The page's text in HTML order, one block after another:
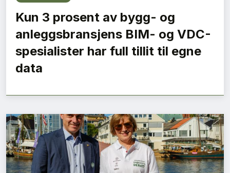
Kun 3 prosent av bygg- og
anleggsbransjens BIM- og VDC-
spesialister har full tillit til egne
data